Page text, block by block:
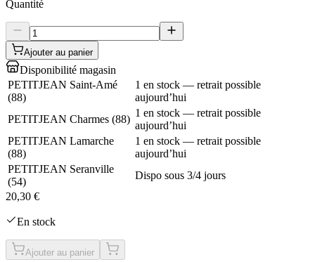
Quantité
Ajouter au panier
Disponibilité magasin
PETITJEAN Saint-Amé
(88)
1 en stock — retrait possible
aujourd’hui
PETITJEAN Charmes (88)
1 en stock — retrait possible
aujourd’hui
PETITJEAN Lamarche
(88)
1 en stock — retrait possible
aujourd’hui
PETITJEAN Seranville
(54)
Dispo sous 3/4 jours
20,30 €
En stock
Ajouter au panier